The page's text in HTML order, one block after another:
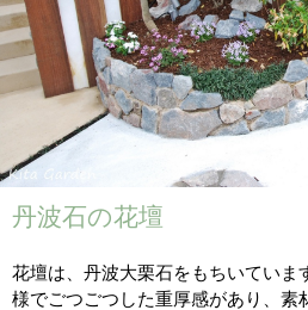
丹波石の花壇
花壇は、丹波大栗石をもちいていま
様でごつごつした重厚感があり、素